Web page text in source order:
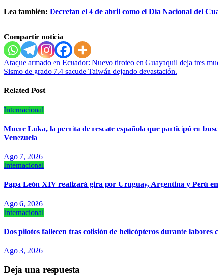
Lea también: Decretan el 4 de abril como el Día Nacional del
Compartir noticia
Navegación
de
entradas
Ataque armado en Ecuador: Nuevo tiroteo en Guayaquil deja tres
Sismo de grado 7.4 sacude Taiwán dejando devastación.
Related Post
Internacional
Muere Luka, la perrita de rescate española que participó en
Venezuela
Ago 7, 2026
Internacional
Papa León XIV realizará gira por Uruguay, Argentina y Perú
Ago 6, 2026
Internacional
Dos pilotos fallecen tras colisión de helicópteros durante labores
Ago 3, 2026
Deja una respuesta